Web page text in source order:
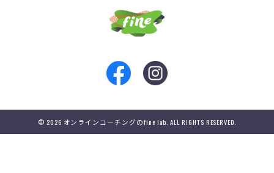
© 2026 オンラインコーチングのfine lab. ALL RIGHTS RESERVED.